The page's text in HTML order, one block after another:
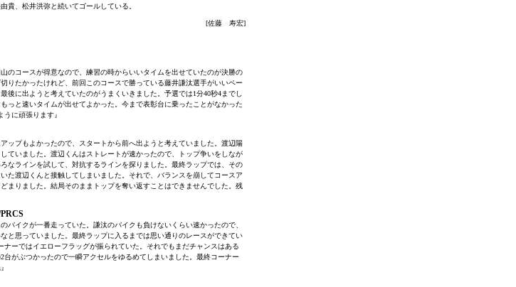
貴、松井洪弥と続いてゴールしている。
[佐藤 寿宏]
のコースが得意なので、練習の時からいいタイムを出せていたのが決勝の
りたかったけれど、前回このコースで勝っている藤井謙汰選手がいいペー
後に出ようと考えていたのがうまくいきました。予選では1分40秒4までし
っと速いタイムが出せてよかった。今まで表彰台に乗ったことがなかった
に頑張ります』
ップもよかったので、スタートから前へ出ようと考えていました。渡辺陽
ていました。渡辺くんはストレートが速かったので、トップ争いをしなが
なラインを試して、対抗するラインを探りました。最終ラップでは、その
た渡辺くんと接触してしまいました。それで、バランスを崩してコースア
まりました。結局そのままトップを奪い返すことはできませんでした。残
バイクが一番走っていた。謙汰のバイクも負けないくらい速かったので、
と思っていました。最終ラップに入るまでは思い通りのレースができてい
ーではイエローフラッグが振られていた。それでもまだチャンスはある
がぶつかったので一瞬アクセルをゆるめてしまいました。最終コーナー